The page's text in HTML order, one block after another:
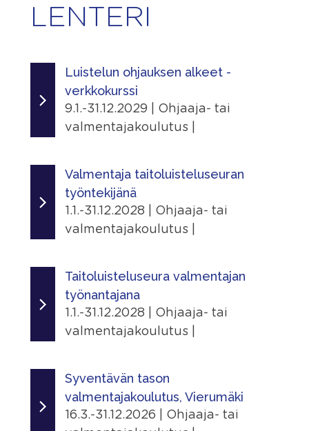
LENTERI
Luistelun ohjauksen alkeet -
verkkokurssi
9.1.-31.12.2029 | Ohjaaja- tai
valmentajakoulutus |
9.1.2025 - 31.12.2029
Järjestäjä
Skating Finland
Tapahtumasivu
Lisätiedot
Näytä lisätiedot
Jaa
Valmentaja taitoluisteluseuran
työntekijänä
1.1.-31.12.2028 | Ohjaaja- tai
valmentajakoulutus |
1.1.2026 - 31.12.2028
Järjestäjä
Skating Finland
Tapahtumasivu
Lisätiedot
Näytä lisätiedot
Taitoluisteluseura valmentajan
työnantajana
1.1.-31.12.2028 | Ohjaaja- tai
valmentajakoulutus |
1.1.2026 - 31.12.2028
Järjestäjä
Skating Finland
Syventävän tason
valmentajakoulutus, Vierumäki
16.3.-31.12.2026 | Ohjaaja- tai